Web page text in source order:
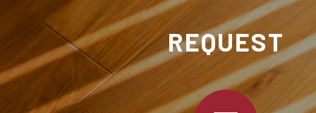
REQUEST